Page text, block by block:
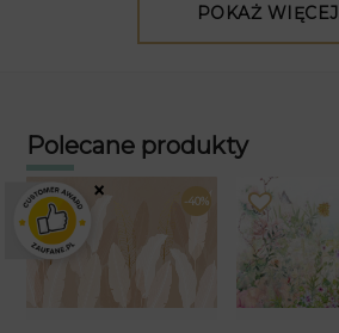
POKAŻ WIĘCEJ
Polecane produkty
-40%
×